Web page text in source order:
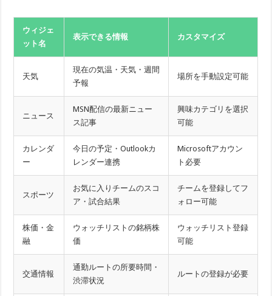
ウィジェ
ット名
表示できる情報 カスタマイズ
天気
現在の気温・天気・週間
予報
場所を手動設定可能
ニュース
MSN配信の最新ニュー
ス記事
興味カテゴリを選択
可能
カレンダ
ー
今日の予定・Outlookカ
レンダー連携
Microsoftアカウン
ト必要
スポーツ
お気に入りチームのスコ
ア・試合結果
チームを登録してフ
ォロー可能
株価・金
融
ウォッチリストの銘柄株
価
ウォッチリスト登録
可能
交通情報
通勤ルートの所要時間・
渋滞状況
ルートの登録が必要